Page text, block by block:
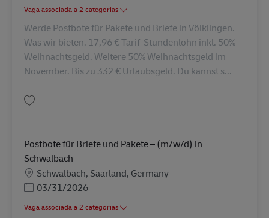
Vaga associada a 2 categorias
Werde Postbote für Pakete und Briefe in Völklingen.
Was wir bieten. 17,96 € Tarif-Stundenlohn inkl. 50%
Weihnachtsgeld. Weitere 50% Weihnachtsgeld im
November. Bis zu 332 € Urlaubsgeld. Du kannst s...
Postbote für Briefe und Pakete – (m/w/d) in
Schwalbach
Localização
Schwalbach, Saarland, Germany
Posted Date
03/31/2026
Vaga associada a 2 categorias